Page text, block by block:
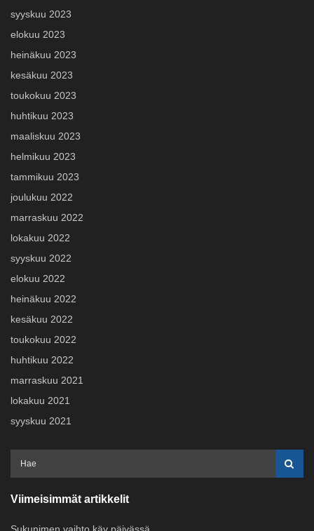
syyskuu 2023
elokuu 2023
heinäkuu 2023
kesäkuu 2023
toukokuu 2023
huhtikuu 2023
maaliskuu 2023
helmikuu 2023
tammikuu 2023
joulukuu 2022
marraskuu 2022
lokakuu 2022
syyskuu 2022
elokuu 2022
heinäkuu 2022
kesäkuu 2022
toukokuu 2022
huhtikuu 2022
marraskuu 2021
lokakuu 2021
syyskuu 2021
Viimeisimmät artikkelit